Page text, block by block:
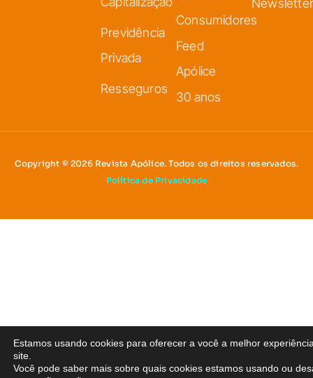
Previdência
Privada
Resseguros
Consumidores
Feed
Apólice
30 anos
Newsletter
Copyright © 2026 Revista Apólice. Todos os direitos reservados.
Política de Privacidade
Estamos usando cookies para oferecer a você a melhor
site.
Você pode saber mais sobre quais cookies estamos usando ou